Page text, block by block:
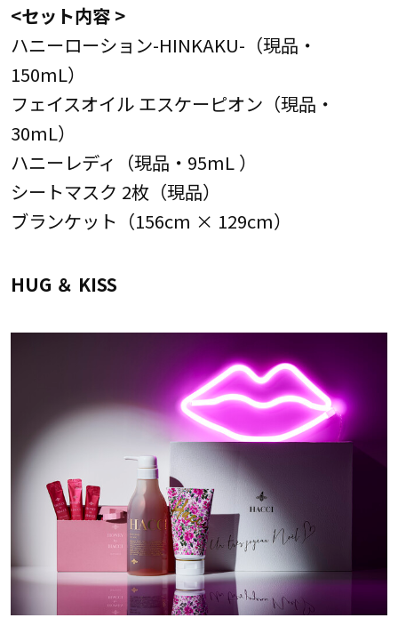
<セット内容 >
ハニーローション-HINKAKU-（現品・
150mL）
フェイスオイル エスケーピオン（現品・
30mL）
ハニーレディ（現品・95mL ）
シートマスク 2枚（現品）
ブランケット（156cm × 129cm）
HUG ＆ KISS